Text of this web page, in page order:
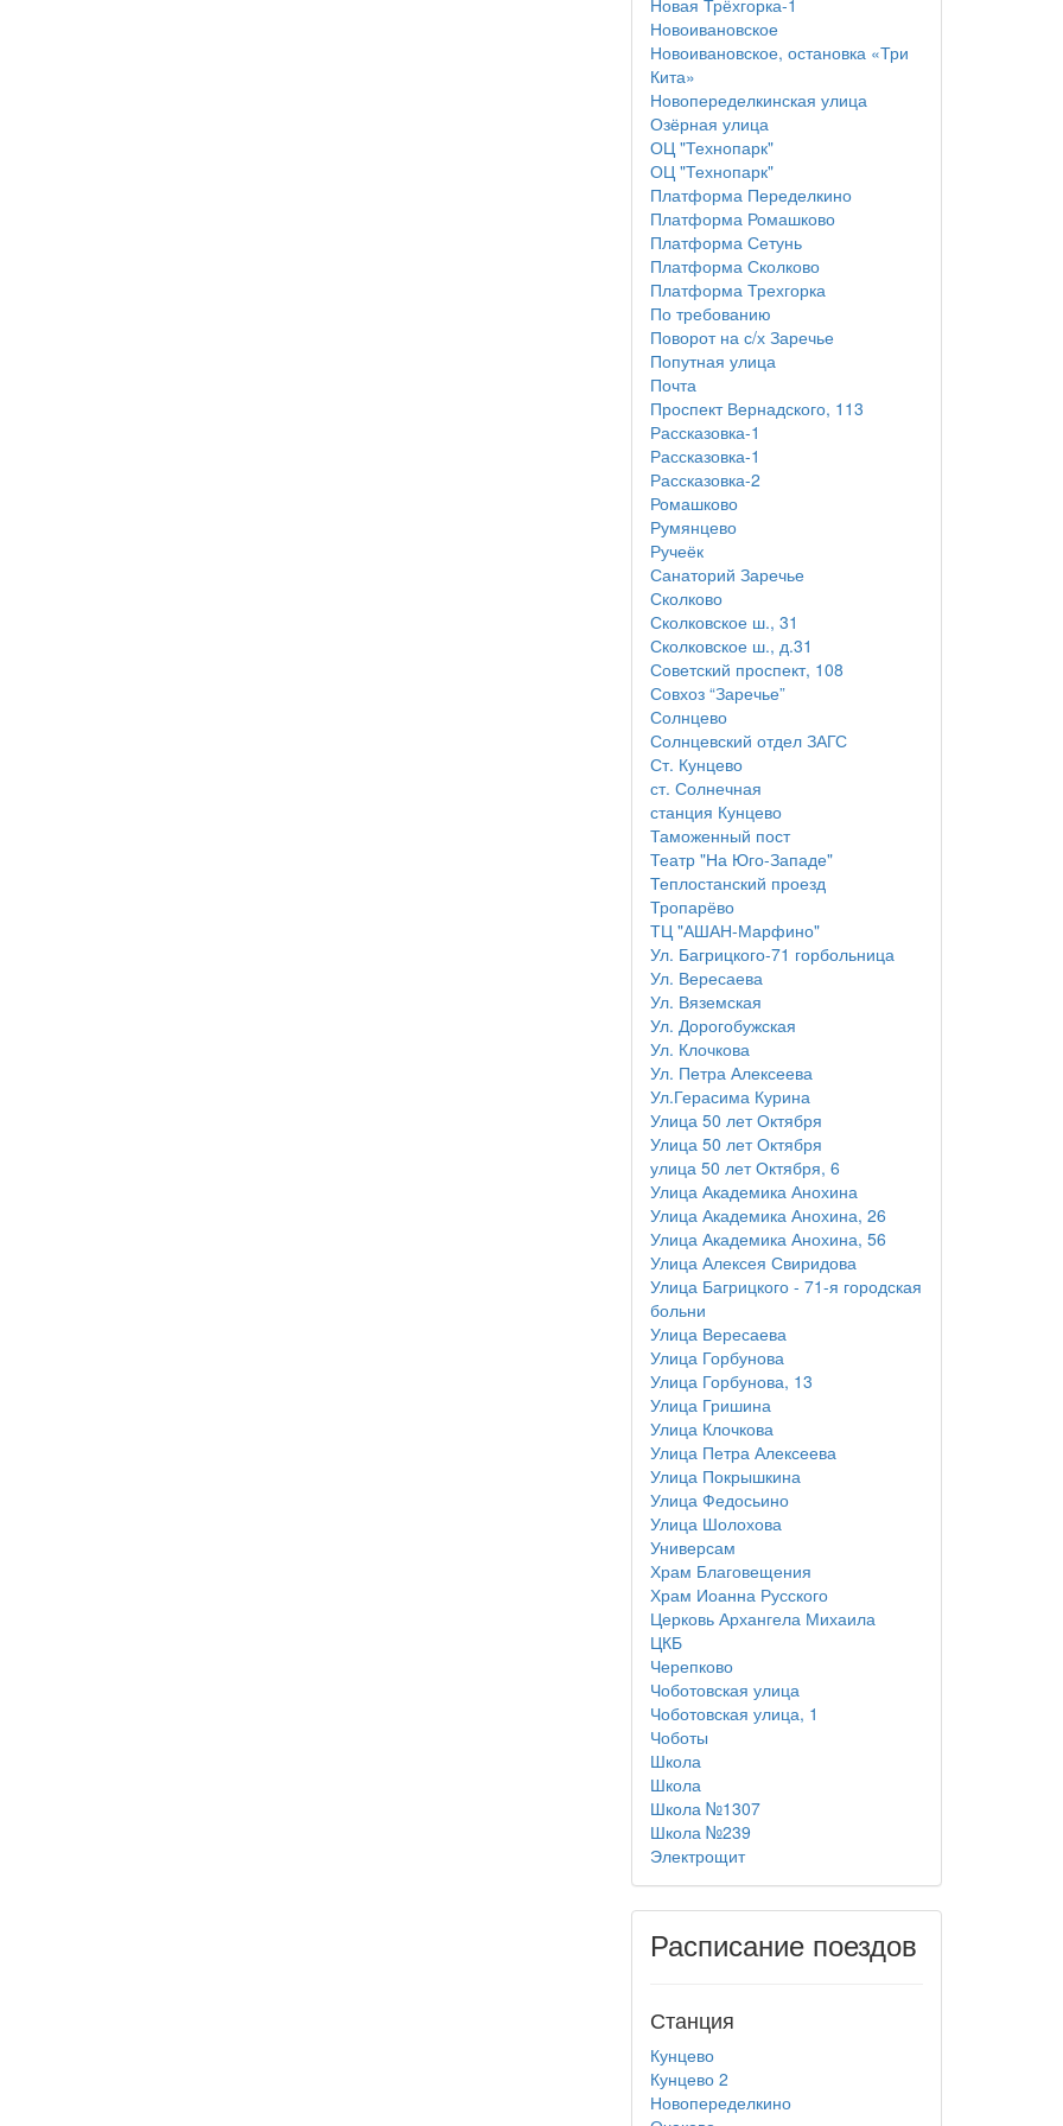
Новая Трёхгорка-1
Новоивановское
Новоивановское, остановка «Три
Кита»
Новопеределкинская улица
Озёрная улица
ОЦ "Технопарк"
ОЦ "Технопарк"
Платформа Переделкино
Платформа Ромашково
Платформа Сетунь
Платформа Сколково
Платформа Трехгорка
По требованию
Поворот на с/х Заречье
Попутная улица
Почта
Проспект Вернадского, 113
Рассказовка-1
Рассказовка-1
Рассказовка-2
Ромашково
Румянцево
Ручеёк
Санаторий Заречье
Сколково
Сколковское ш., 31
Сколковское ш., д.31
Советский проспект, 108
Совхоз “Заречье”
Солнцево
Солнцевский отдел ЗАГС
Ст. Кунцево
ст. Солнечная
станция Кунцево
Таможенный пост
Театр "На Юго-Западе"
Теплостанский проезд
Тропарёво
ТЦ "АШАН-Марфино"
Ул. Багрицкого-71 горбольница
Ул. Вересаева
Ул. Вяземская
Ул. Дорогобужская
Ул. Клочкова
Ул. Петра Алексеева
Ул.Герасима Курина
Улица 50 лет Октября
Улица 50 лет Октября
улица 50 лет Октября, 6
Улица Академика Анохина
Улица Академика Анохина, 26
Улица Академика Анохина, 56
Улица Алексея Свиридова
Улица Багрицкого - 71-я городская
больни
Улица Вересаева
Улица Горбунова
Улица Горбунова, 13
Улица Гришина
Улица Клочкова
Улица Петра Алексеева
Улица Покрышкина
Улица Федосьино
Улица Шолохова
Универсам
Храм Благовещения
Храм Иоанна Русского
Церковь Архангела Михаила
ЦКБ
Черепково
Чоботовская улица
Чоботовская улица, 1
Чоботы
Школа
Школа
Школа №1307
Школа №239
Электрощит
Расписание поездов
Станция
Кунцево
Кунцево 2
Новопеределкино